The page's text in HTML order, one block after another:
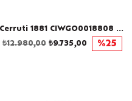
Cerruti 1881 CIWGO0018808 Erkek Kol Saati
₺9.735,00
₺12.980,00 %25